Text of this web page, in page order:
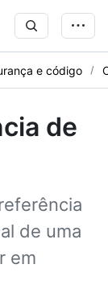
e código
de
de uma
em